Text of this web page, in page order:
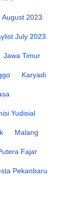
August 2023
July 2023
Jawa Timur
Karyadi
Yudisial
Malang
Fajar
Pekanbaru